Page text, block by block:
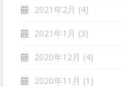
2021年2月 (4)
2021年1月 (3)
2020年12月 (4)
2020年11月 (1)